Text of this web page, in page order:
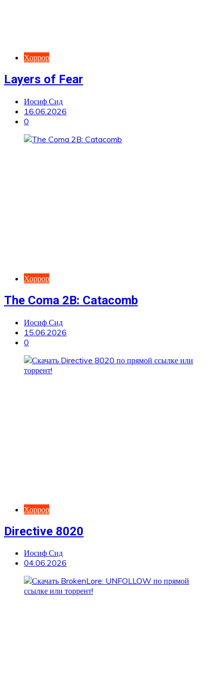
Хоррор
Layers of Fear
Иосиф Сид
16.06.2026
0
Хоррор
The Coma 2B: Catacomb
Иосиф Сид
15.06.2026
0
Хоррор
Directive 8020
Иосиф Сид
04.06.2026